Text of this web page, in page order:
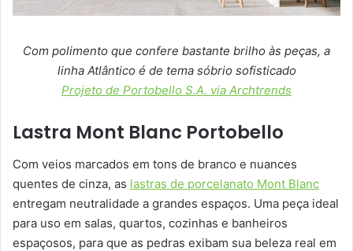
Com polimento que confere bastante brilho às peças, a
linha Atlântico é de tema sóbrio sofisticado
Projeto de Portobello S.A. via Archtrends
Lastra Mont Blanc Portobello
Com veios marcados em tons de branco e nuances
quentes de cinza, as lastras de porcelanato Mont Blanc
entregam neutralidade a grandes espaços. Uma peça ideal
para uso em salas, quartos, cozinhas e banheiros
espaçosos, para que as pedras exibam sua beleza real em